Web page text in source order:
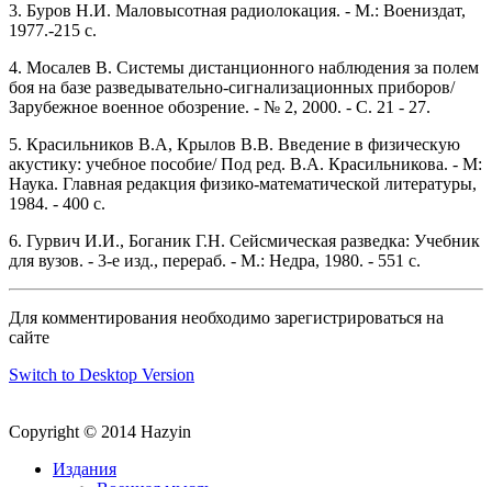
3. Буров Н.И. Маловысотная радиолокация. - М.: Воениздат,
1977.-215 с.
4. Мосалев В. Системы дистанционного наблюдения за полем
боя на базе разведывательно-сигнализационных приборов/
Зарубежное военное обозрение. - № 2, 2000. - С. 21 - 27.
5. Красильников В.А, Крылов В.В. Введение в физическую
акустику: учебное пособие/ Под ред. В.А. Красильникова. - М:
Наука. Главная редакция физико-математической литературы,
1984. - 400 с.
6. Гурвич И.И., Боганик Г.Н. Сейсмическая разведка: Учебник
для вузов. - 3-е изд., перераб. - М.: Недра, 1980. - 551 с.
Для комментирования необходимо зарегистрироваться на
сайте
Switch to Desktop Version
Copyright © 2014 Hazyin
Издания